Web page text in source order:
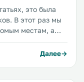
это была
В этот раз мы
местам, а
поездки
Далее